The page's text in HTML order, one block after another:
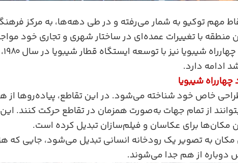
نقاط مهم توکیو به شمار می‌رفته و در طی دهه‌ها، به مرکز
۱۹۶۰ و ۱۹۷۰، این منطقه با تغییرات عمده‌ای در ساختار شهری و تجاری
ادامه دارد.
شیبویا
طراحی خاص خود شناخته می‌شود. در این تقاطع، پیاده‌روها
از تمام جهات به‌صورت همزمان در تقاطع حرکت کنند. این
مکان‌ها برای عکاسان و فیلم‌سازان تبدیل کرده است.
به تصویر یک رودخانه انسانی تبدیل می‌شود، جایی که
از هم جدا می‌شوند.